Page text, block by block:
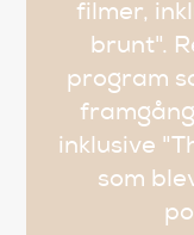
filmer,
brunt".
program
inklusive
som